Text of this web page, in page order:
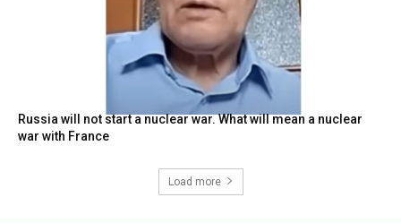
Russia will not start a nuclear war. What will mean a nuclear
war with France
Load more